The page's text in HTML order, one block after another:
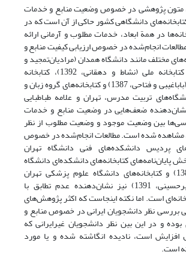
متون پژوهشی در خصوص وضعیت منابع و خدمات
دانشگاهی کشور حاکی از آن است که در
در همة ابعاد، خدمات مطلوب و آرمانی ارائه
انجام‌شده در خصوص ارزیابی کیفیت منابع و
مختلف مانند دانشگاه همدان (مرادیان‌تمجید و
همکاران، 1392)، کتابخانه ملی (نشاط و دهقانی، 1392)، کتابخانه
دانشگاه فردوسی (باباغیبی و فتاحی، 1387) و کتابخانه‌های گروه زبان و
تربیت مدرس، تهران و علامه طباطبایی
1390) نشان‌دهنده ضعف‌هایی در وضعیت منابع و خدمات
بین وضعیت موجود و وضعیت مطلوب از نظر
مشاهده شده است. مطالعات انجام‌شده در خصوص
پردیس دانشکده‌های فنی دانشگاه تهران
1388)، بخش پایان‌نامه‌های کتابخانه‌های دانشکده‌ای دانشگاه
تهران (صالحی، 1380) و کتابخانه‌های دانشگاه علوم پزشکی تهران
(فرداصفهانی و میرحسینی، 1391) نیز نشان‌دهنده عدم‌ تطابق با
است. اما نکته اینجاست که اکثر پژوهش‌های
نظر دانشجویان ایرانی در خصوص منابع و
بوده و در این بین نظر دانشجویان غیرایرانی که
است، نادیده انگاشته شده و یا مورد
است.